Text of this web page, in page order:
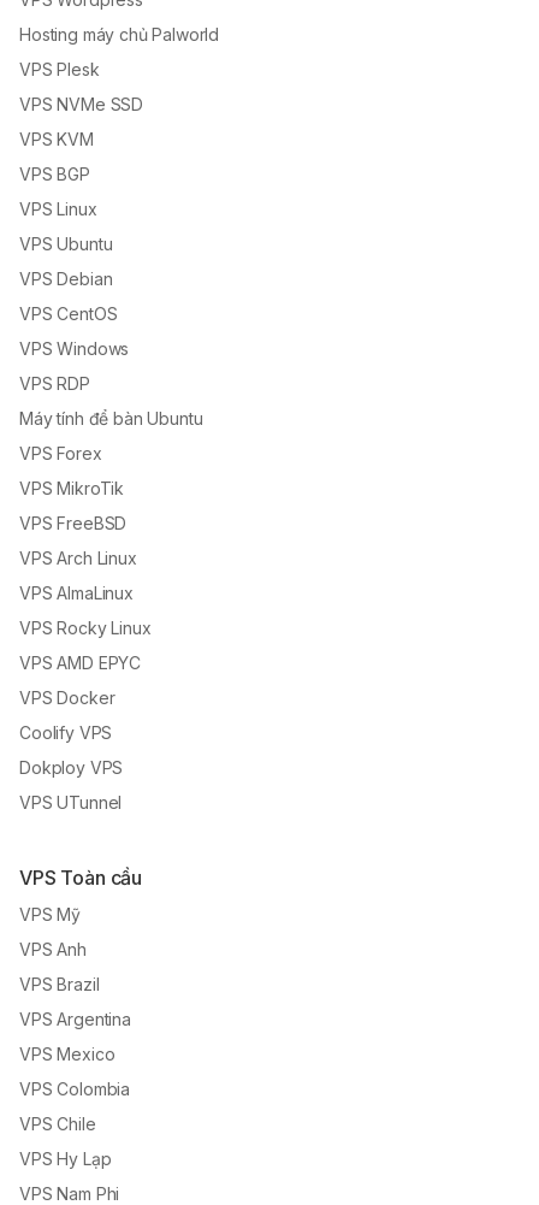
Hosting máy chủ Palworld
VPS Plesk
VPS NVMe SSD
VPS KVM
VPS BGP
VPS Linux
VPS Ubuntu
VPS Debian
VPS CentOS
VPS Windows
VPS RDP
Máy tính để bàn Ubuntu
VPS Forex
VPS MikroTik
VPS FreeBSD
VPS Arch Linux
VPS AlmaLinux
VPS Rocky Linux
VPS AMD EPYC
VPS Docker
Coolify VPS
Dokploy VPS
VPS UTunnel
VPS Toàn cầu
VPS Mỹ
VPS Anh
VPS Brazil
VPS Argentina
VPS Mexico
VPS Colombia
VPS Chile
VPS Hy Lạp
VPS Nam Phi